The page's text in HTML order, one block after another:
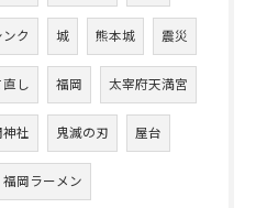
ンク 城 熊本城 震災
直し 福岡 太宰府天満宮
神社 鬼滅の刃 屋台
福岡ラーメン